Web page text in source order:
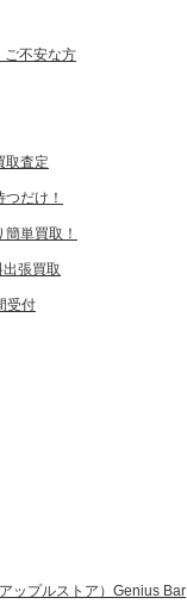
ご不安な方
取査定
だけ！
単買取！
張買取
受付
ップルストア）Genius Bar